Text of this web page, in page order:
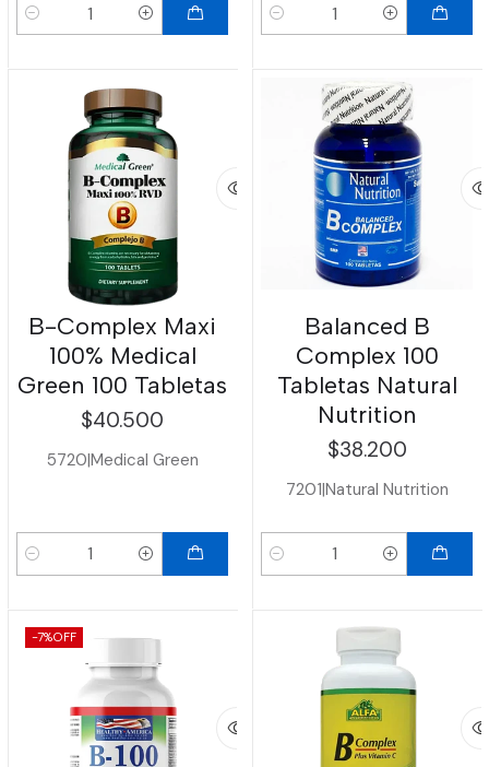
Cantidad Cantidad
B-Complex Maxi
100% Medical
Green 100 Tabletas
$40.500
5720|Medical Green
Cantidad
Balanced B
Complex 100
Tabletas Natural
Nutrition
$38.200
7201|Natural Nutrition
Cantidad
-7%OFF